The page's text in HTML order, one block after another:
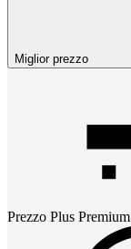
Miglior prezzo
Prezzo Plus Premium